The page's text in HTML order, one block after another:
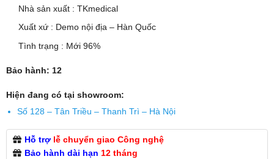
5.00trên 5
đánh giá
Nhà sản xuất : TKmedical
Xuất xứ : Demo nội địa – Hàn Quốc
Tình trạng : Mới 96%
Bảo hành: 12
Hiện đang có tại showroom:
Số 128 – Tân Triều – Thanh Trì – Hà Nội
Hỗ trợ lễ chuyển giao Công nghệ
Bảo hành dài hạn 12 tháng